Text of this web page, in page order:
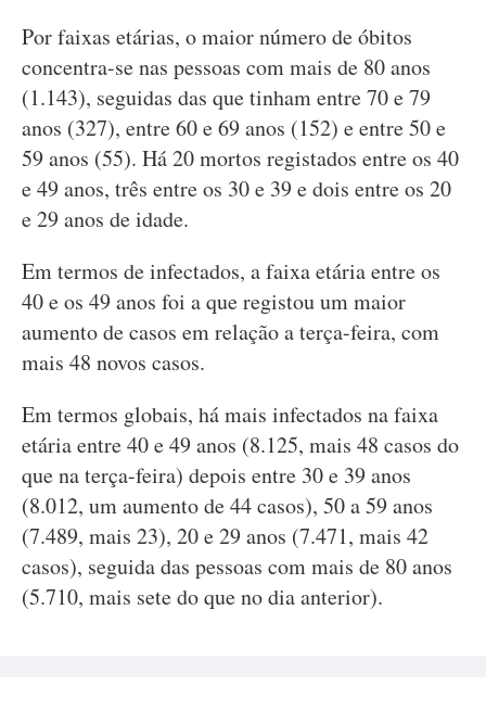
Por faixas etárias, o maior número de óbitos
concentra-se nas pessoas com mais de 80 anos
(1.143), seguidas das que tinham entre 70 e 79
anos (327), entre 60 e 69 anos (152) e entre 50 e
59 anos (55). Há 20 mortos registados entre os 40
e 49 anos, três entre os 30 e 39 e dois entre os 20
e 29 anos de idade.
Em termos de infectados, a faixa etária entre os
40 e os 49 anos foi a que registou um maior
aumento de casos em relação a terça-feira, com
mais 48 novos casos.
Em termos globais, há mais infectados na faixa
etária entre 40 e 49 anos (8.125, mais 48 casos do
que na terça-feira) depois entre 30 e 39 anos
(8.012, um aumento de 44 casos), 50 a 59 anos
(7.489, mais 23), 20 e 29 anos (7.471, mais 42
casos), seguida das pessoas com mais de 80 anos
(5.710, mais sete do que no dia anterior).